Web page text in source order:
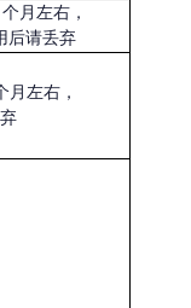
月左右，
后请丢弃
左右，